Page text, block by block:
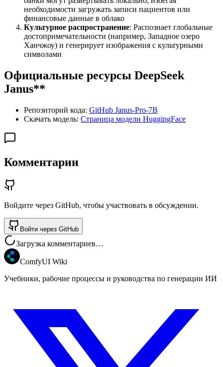
необходимости загружать записи пациентов или
финансовые данные в облако
Культурное распространение: Распознает глобальные
достопримечательности (например, Западное озеро
Ханчжоу) и генерирует изображения с культурными
символами
Официальные ресурсы DeepSeek
Janus**
Репозиторий кода: GitHub Janus-Pro-7B
Скачать модель: Страница модели HuggingFace
Комментарии
Войдите через GitHub, чтобы участвовать в обсуждении.
Войти через GitHub
Загрузка комментариев…
ComfyUI Wiki
Учебники, рабочие процессы и руководства по генерации ИИ